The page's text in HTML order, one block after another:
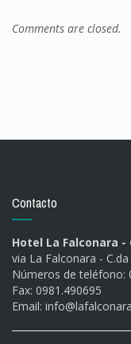
Comments are closed.
Contacto
Hotel La Falconara
via La Falconara -
Números de teléfono:
Fax: 0981.490695
Email: